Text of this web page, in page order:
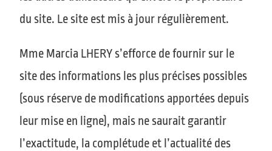
du site. Le site est mis à jour régulièrement.
Mme Marcia LHERYs’efforce de fournir sur le
site des informations les plus précises possibles
(sous réserve de modifications apportées depuis
leur mise en ligne), mais ne saurait garantir
l’exactitude, la complétude et l’actualité des